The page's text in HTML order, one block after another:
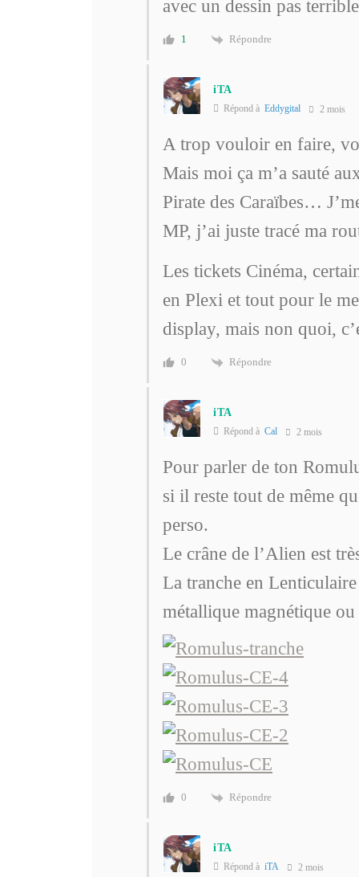
avec un dessin pas
1 Répondre
iTA
Répond à Eddygital 2 mois
A trop vouloir en faire,
Mais moi ça m’a sauté
Pirate des Caraïbes…
MP, j’ai juste tracé ma
Les tickets Cinéma,
en Plexi et tout pour le
display, mais non quoi,
0 Répondre
iTA
Répond à Cal 2 mois
Pour parler de ton
si il reste tout de même
perso.
Le crâne de l’Alien est
La tranche en
métallique magnétique
0 Répondre
iTA
Répond à iTA 2 mois